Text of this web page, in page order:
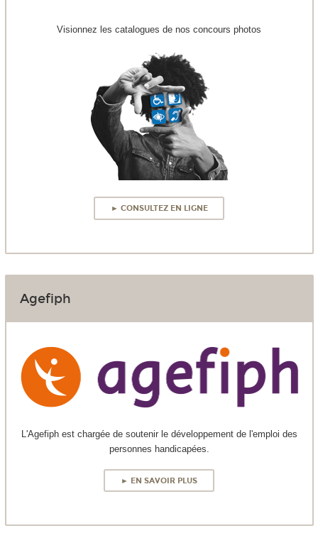
Visionnez les catalogues de nos concours photos
► CONSULTEZ EN LIGNE
Agefiph
L'Agefiph est chargée de soutenir le développement de l'emploi des
personnes handicapées.
► EN SAVOIR PLUS